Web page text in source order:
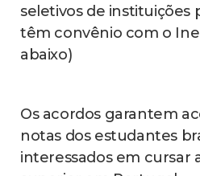
seletivos de instituições
têm convênio com o
abaixo)
Os acordos garantem
notas dos estudantes
interessados em cursar